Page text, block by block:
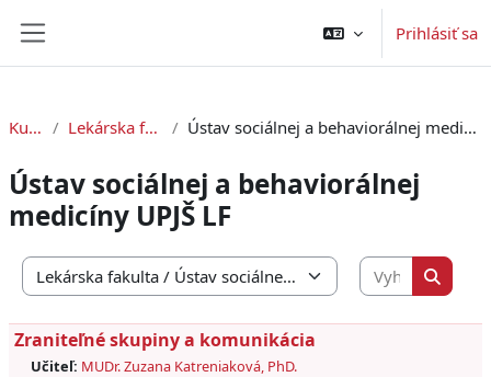
Prihlásiť sa
Kurzy Lekárska fakulta Ústav sociálnej a behaviorálnej medicíny UPJŠ LF
Ústav sociálnej a behaviorálnej
medicíny UPJŠ LF
Kategórie kurzov
Vyhľadať
Zraniteľné skupiny a komunikácia
Učiteľ: MUDr. Zuzana Katreniaková, PhD.